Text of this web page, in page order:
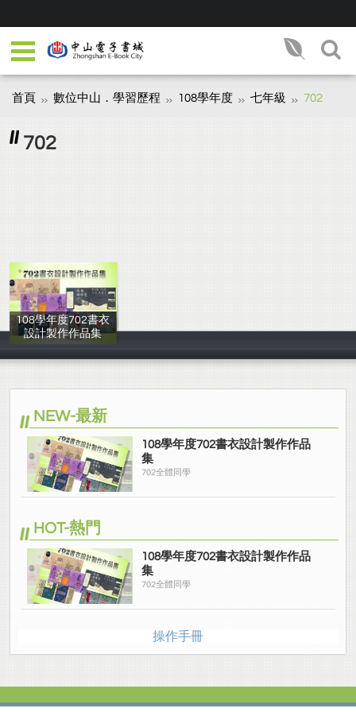
首頁 數位中山．學習歷程 108學年度 七年級 702
702
108學年度702書衣
設計製作作品集
702全體同學
NEW-最新
108學年度702書衣設計製作作品
集
702全體同學
HOT-熱門
108學年度702書衣設計製作作品
集
702全體同學
操作手冊